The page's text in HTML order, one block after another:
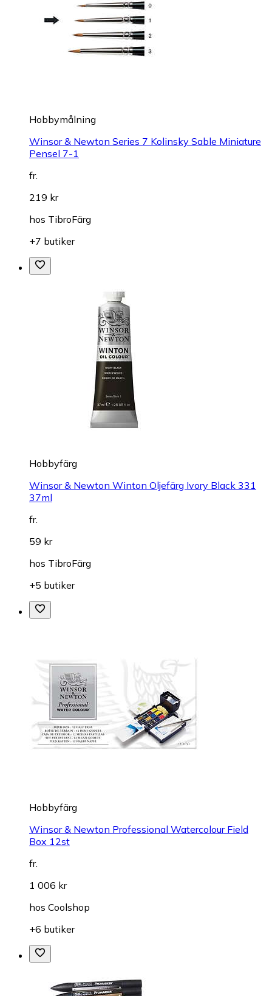
Hobbymålning
Winsor & Newton Series 7 Kolinsky Sable Miniature
Pensel 7-1
fr.
219 kr
hos TibroFärg
+7 butiker
Hobbyfärg
Winsor & Newton Winton Oljefärg Ivory Black 331
37ml
fr.
59 kr
hos TibroFärg
+5 butiker
Hobbyfärg
Winsor & Newton Professional Watercolour Field
Box 12st
fr.
1 006 kr
hos Coolshop
+6 butiker